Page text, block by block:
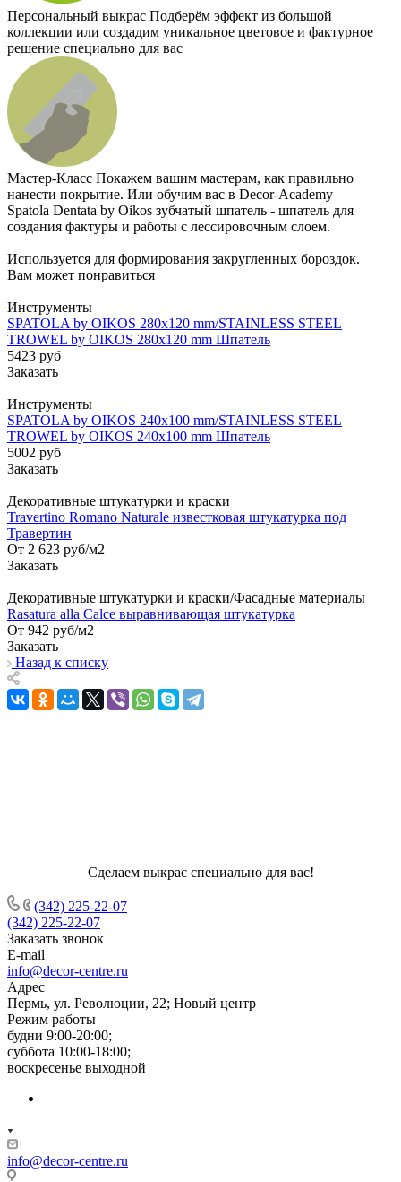
Персональный выкрас Подберём эффект из большой
коллекции или создадим уникальное цветовое и фактурное
решение специально для вас
Мастер-Класс Покажем вашим мастерам, как правильно
нанести покрытие. Или обучим вас в Decor-Academy
Spatola Dentata by Oikos зубчатый шпатель - шпатель для
создания фактуры и работы с лессировочным слоем.
Используется для формирования закругленных бороздок.
Вам может понравиться
Инструменты
SPATOLA by OIKOS 280x120 mm/STAINLESS STEEL
TROWEL by OIKOS 280x120 mm Шпатель
5423 руб
Заказать
Инструменты
SPATOLA by OIKOS 240x100 mm/STAINLESS STEEL
TROWEL by OIKOS 240x100 mm Шпатель
5002 руб
Заказать
Декоративные штукатурки и краски
Travertino Romano Naturale известковая штукатурка под
Травертин
От 2 623 руб/м2
Заказать
Декоративные штукатурки и краски/Фасадные материалы
Rasatura alla Calce выравнивающая штукатурка
От 942 руб/м2
Заказать
Назад к списку
Сделаем выкрас специально для вас!
(342) 225-22-07
(342) 225-22-07
Заказать звонок
E-mail
info@decor-centre.ru
Адрес
Пермь, ул. Революции, 22; Новый центр
Режим работы
будни 9:00-20:00;
суббота 10:00-18:00;
воскресенье выходной
info@decor-centre.ru